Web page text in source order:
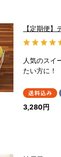
【定期便】
人気のスイ
たい方に！
3,280円